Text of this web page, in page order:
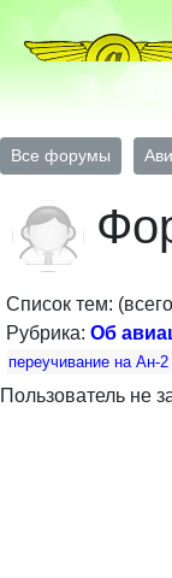
Все форумы
Список тем:
Рубрика: Об
переучивание на Ан-2
Пользователь не